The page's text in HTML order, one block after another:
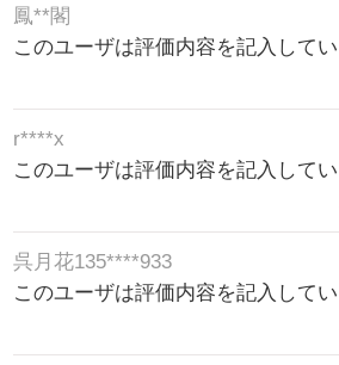
鳳**閣
このユーザは評価内容を記入してい
r****x
このユーザは評価内容を記入してい
呉月花135****933
このユーザは評価内容を記入してい